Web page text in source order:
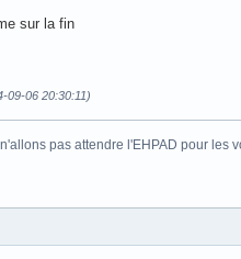
sur la fin
09-06 20:30:11)
pas attendre l'EHPAD pour les